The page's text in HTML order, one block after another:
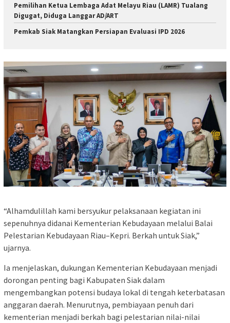
Pemilihan Ketua Lembaga Adat Melayu Riau (LAMR) Tualang
Digugat, Diduga Langgar AD/ART
Pemkab Siak Matangkan Persiapan Evaluasi IPD 2026
“Alhamdulillah kami bersyukur pelaksanaan kegiatan ini
sepenuhnya didanai Kementerian Kebudayaan melalui Balai
Pelestarian Kebudayaan Riau–Kepri. Berkah untuk Siak,”
ujarnya.
Ia menjelaskan, dukungan Kementerian Kebudayaan menjadi
dorongan penting bagi Kabupaten Siak dalam
mengembangkan potensi budaya lokal di tengah keterbatasan
anggaran daerah. Menurutnya, pembiayaan penuh dari
kementerian menjadi berkah bagi pelestarian nilai-nilai